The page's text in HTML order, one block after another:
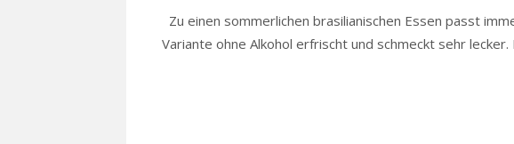
Zu einen sommerlichen brasilianischen Essen passt
Variante ohne Alkohol erfrischt und schmeckt sehr lecker.